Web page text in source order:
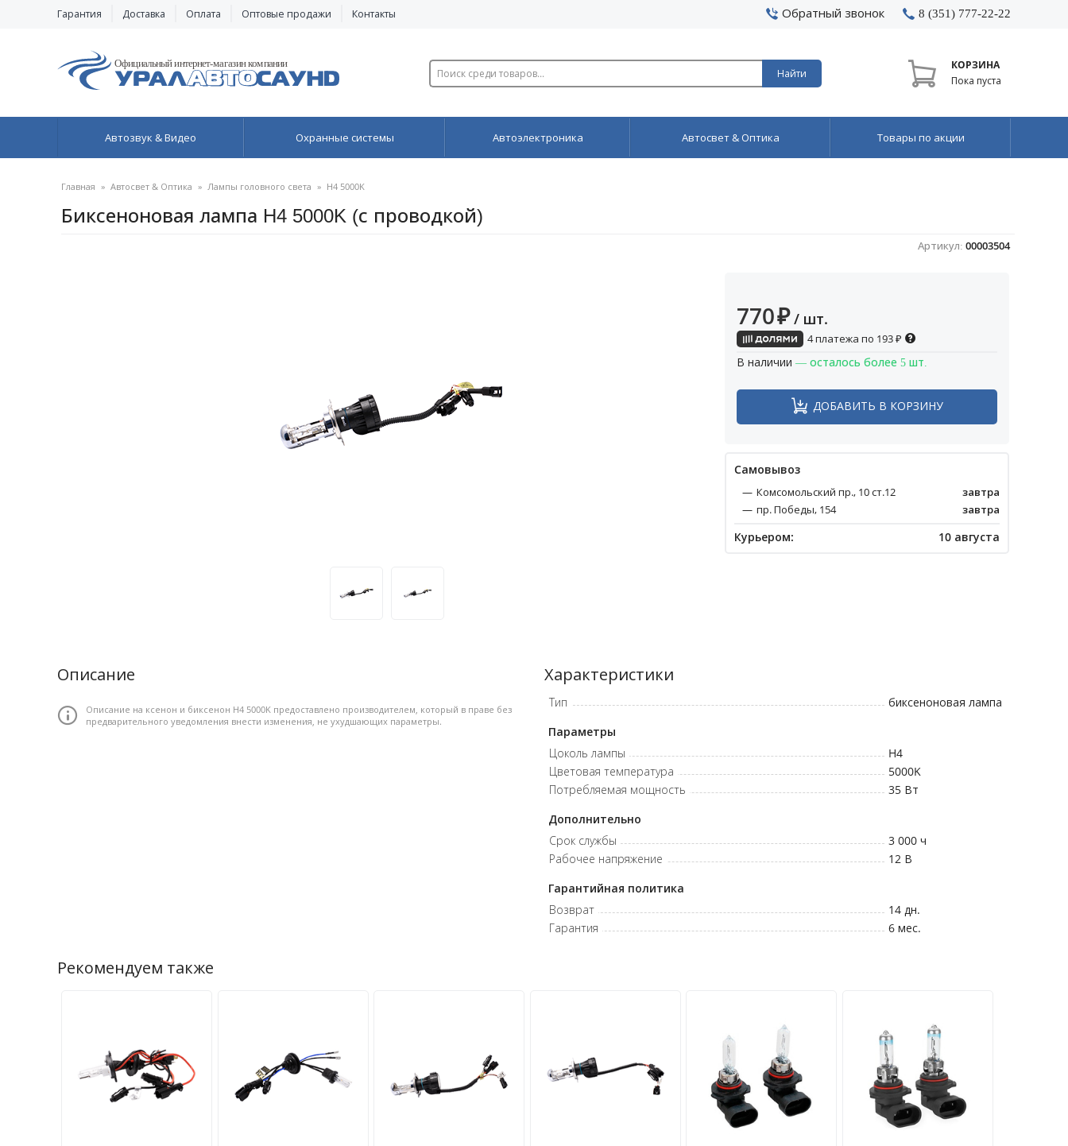
Гарантия Доставка Оплата Оптовые продажи Контакты Обратный звонок 8 (351) 777-22-22
Найти
КОРЗИНА
Пока пуста
Автозвук & Видео Охранные системы Автоэлектроника Автосвет & Оптика Товары по акции
Главная » Автосвет & Оптика » Лампы головного света » H4 5000K
Биксеноновая лампа H4 5000K (с проводкой)
Артикул: 00003504
770₽ / шт.
4 платежа по 193₽
В наличии — осталось более 5 шт.
ДОБАВИТЬ В КОРЗИНУ
Cамовывоз
Комсомольский пр., 10 ст.12
завтра
пр. Победы, 154
завтра
Курьером: 10 августа
Описание
Описание на ксенон и биксенон H4 5000K предоставлено производителем, который в праве без
предварительного уведомления внести изменения, не ухудшающих параметры.
Характеристики
Тип
биксеноновая лампа
Параметры
Цоколь лампы
H4
Цветовая температура
5000K
Потребляемая мощность
35Вт
Дополнительно
Срок службы
3 000ч
Рабочее напряжение
12В
Гарантийная политика
Возврат
14 дн.
Гарантия
6 мес.
Рекомендуем также